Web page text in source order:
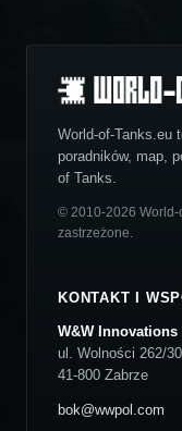
World-of-Tanks.eu
poradników, map,
of Tanks.
© 2010-2026 World-
zastrzeżone.
KONTAKT I
W&W
ul. Wolności 262/
41-800 Zabrze
bok@wwpol.com